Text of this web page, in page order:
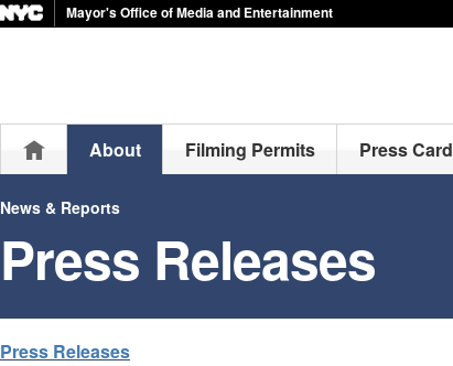
Mayor's Office of Media and Entertainment
HomeAbout Filming Permits Press Card
News & Reports
Press Releases
Press Releases